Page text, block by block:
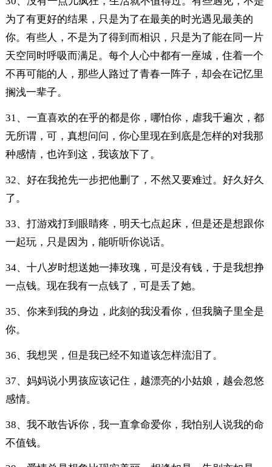
为了有更好的结果，只是为了在最美的时光遇见最美的
你。有些人，不是为了得到而相识，只是为了能在同一片
天空同时呼吸而满足。每个人心中都有一座城，住着一个
不再可能的人，那些人路过了青春一阵子，却会在记忆里
搁浅一辈子。
31、一直喜欢的在乎的都是你，哪怕你，虐我千遍次，都
无所谓，可，真想问问，你心里现在到底是怎样的对我那
种感情，也许到这，我该放下了。
32、好在我抢先一步把他删了，不然又要难过。好久好久
了。
33、打游戏打到眼睛疼，明天七点起床，但是还是想跟你
一起玩，只是因为，能听听你说话。
34、十八岁时想送她一捧玫瑰，可是没有钱，于是我想挣
一点钱。现在我有一点钱了，可是丢了她。
35、你来到我的身边，此刻的我没看你，但我脑子里全是
你。
36、我想哭，但是我已经不知道该怎样流泪了。
37、妈妈说小男孩应该记住，越漂亮的小姑娘，越会忽悠
感情。
38、我不敢告诉你，我一直拿命爱你，我怕别人说我的命
不值钱。